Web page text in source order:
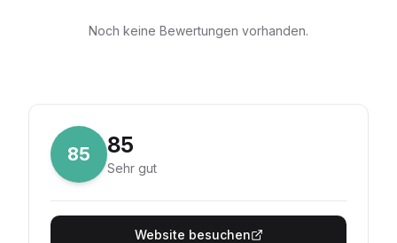
Noch keine Bewertungen vorhanden.
85 85
Sehr gut
Website besuchen